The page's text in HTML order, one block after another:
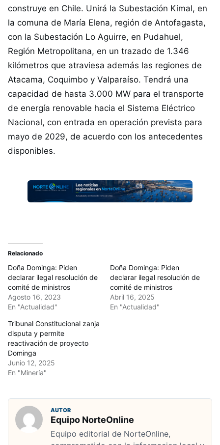
construye en Chile. Unirá la Subestación Kimal, en
la comuna de María Elena, región de Antofagasta,
con la Subestación Lo Aguirre, en Pudahuel,
Región Metropolitana, en un trazado de 1.346
kilómetros que atraviesa además las regiones de
Atacama, Coquimbo y Valparaíso. Tendrá una
capacidad de hasta 3.000 MW para el transporte
de energía renovable hacia el Sistema Eléctrico
Nacional, con entrada en operación prevista para
mayo de 2029, de acuerdo con los antecedentes
disponibles.
Relacionado
Doña Dominga: Piden
declarar ilegal resolución de
comité de ministros
Agosto 16, 2023
En "Actualidad"
Doña Dominga: Piden
declarar ilegal resolución de
comité de ministros
Abril 16, 2025
En "Actualidad"
Tribunal Constitucional zanja
disputa y permite
reactivación de proyecto
Dominga
Junio 12, 2025
En "Minería"
AUTOR
Equipo NorteOnline
Equipo editorial de NorteOnline,